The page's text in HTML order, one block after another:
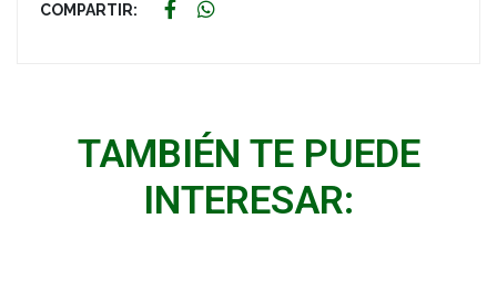
COMPARTIR:
TAMBIÉN TE PUEDE
INTERESAR: